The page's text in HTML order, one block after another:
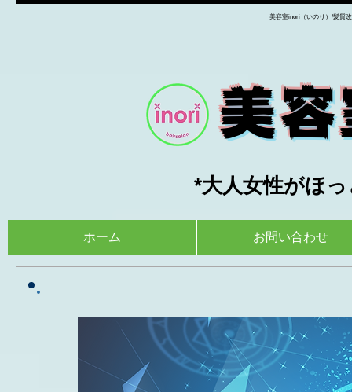
美容室inori（いのり）/髪質
美
*大人女性がほ
ホーム お問い合わせ